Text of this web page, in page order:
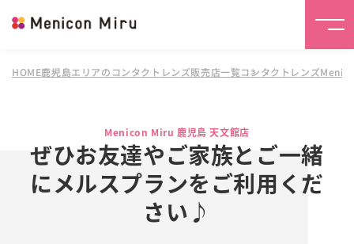
HOME鹿児島エリアのコンタクトレンズ販売店一覧コンタクトレンズ
Menicon Miru 鹿児島 天文館店
ぜひお友達やご家族とご一緒
にメルスプランをご利用くだ
さい♪